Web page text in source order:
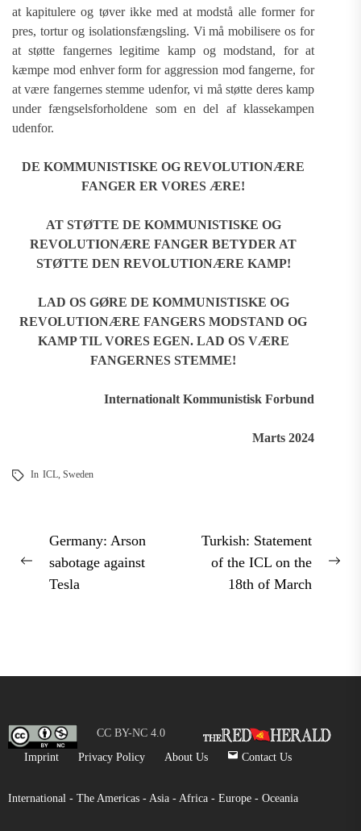
at kapitulere og tøver ikke med at modstå alle former for
pres, tortur og isolationsfængsling. Vi må mobilisere os for
at støtte fangernes legitime kamp og modstand, for at
kæmpe mod enhver form for aggression mod fangerne, for
at være fangernes stemme udenfor, vi må støtte deres kamp
under fængselsforholdene som en del af klassekampen
udenfor.
DE KOMMUNISTISKE OG REVOLUTIONÆRE
FANGER ER VORES ÆRE!
AT STØTTE DE KOMMUNISTISKE OG
REVOLUTIONÆRE FANGER BETYDER AT
STØTTE DEN REVOLUTIONÆRE KAMP!
LAD OS GØRE DE KOMMUNISTISKE OG
REVOLUTIONÆRE FANGERS MODSTAND OG
KAMP TIL VORES EGEN. LAD OS VÆRE
FANGERNES STEMME!
Internationalt Kommunistisk Forbund
Marts 2024
In ICL, Sweden
Post
navigation
Previous
Germany: Arson
sabotage against
Tesla
Turkish: Statement
of the ICL on the
18th of March
CC BY-NC 4.0
Imprint
Privacy Policy About Us Contact Us
International - The Americas - Asia - Africa - Europe - Oceania